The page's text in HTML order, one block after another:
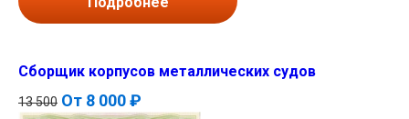
Сборщик корпусов металлических судов
13 500 От 8 000 ₽